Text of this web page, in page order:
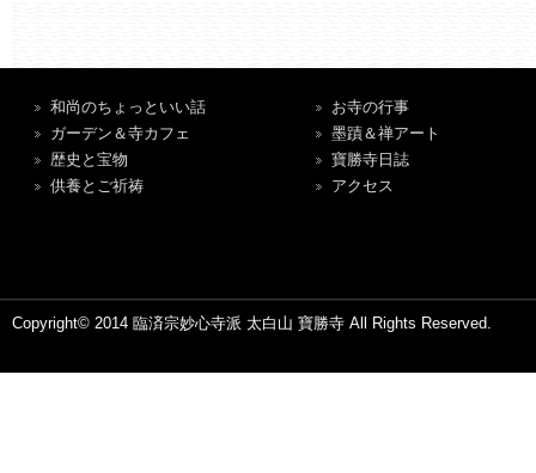
和尚のちょっといい話
ガーデン＆寺カフェ
歴史と宝物
供養とご祈祷
お寺の行事
墨蹟＆禅アート
寶勝寺日誌
アクセス
Copyright© 2014 臨済宗妙心寺派 太白山 寶勝寺 All Rights Reserved.